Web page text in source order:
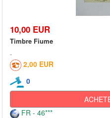
10,00 EUR
Timbre Fiume
2,00 EUR
0
FR - 46***